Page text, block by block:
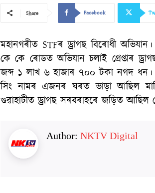
Share Facebook
মহানগৰীত STFৰ ড্ৰাগছ বিৰোধী
কে কে ৰোডত অভিযান চলাই গ্ৰেপ্তাৰ
জব্দ ১ লাখ ৬ হাজাৰ ৭০০ টকা নগদ ধন।
সিং নামৰ এজনৰ ঘৰত ভাড়া আছিল
গুৱাহাটীত ড্ৰাগছ সৰবৰাহৰে জড়িত আছিল
Author: NKTV Digital